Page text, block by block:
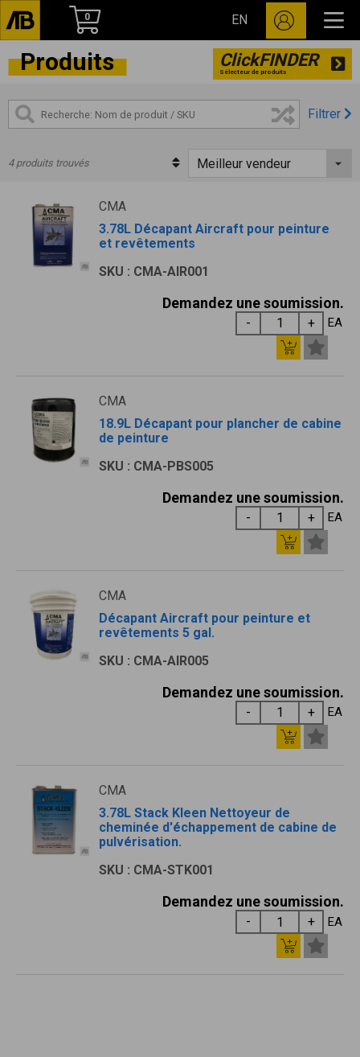
0 EN
Produits ClickFINDER
Sélecteur de produits
Filtrer
4 produits trouvés
CMA
3.78L Décapant Aircraft pour peinture
et revêtements
SKU : CMA-AIR001
Demandez une soumission.
EA
CMA
18.9L Décapant pour plancher de cabine
de peinture
SKU : CMA-PBS005
Demandez une soumission.
EA
CMA
Décapant Aircraft pour peinture et
revêtements 5 gal.
SKU : CMA-AIR005
Demandez une soumission.
EA
CMA
3.78L Stack Kleen Nettoyeur de
cheminée d'échappement de cabine de
pulvérisation.
SKU : CMA-STK001
Demandez une soumission.
EA